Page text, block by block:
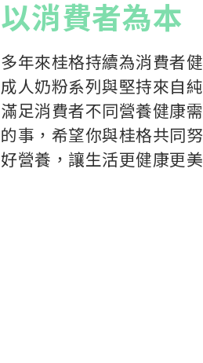
以消費者為本
多年來桂格持續為消費者
成人奶粉系列與堅持來自
滿足消費者不同營養健康
的事，希望你與桂格共同
好營養，讓生活更健康更